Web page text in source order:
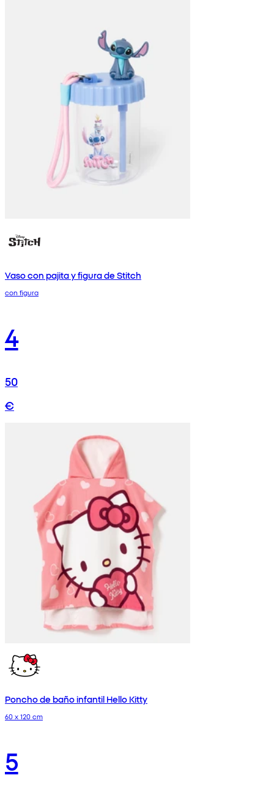
Vaso con pajita y figura de Stitch
con figura
4
50
€
Poncho de baño infantil Hello Kitty
60 x 120 cm
5